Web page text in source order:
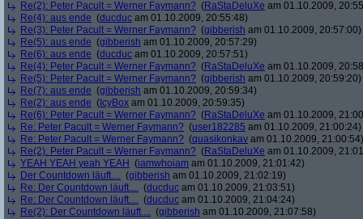
Re(2): Peter Pacult = Werner Faymann? (RaStaDeluXe am 01.10.2009,
Re(4): aus ende (ducduc am 01.10.2009, 20:55:48)
Re(3): Peter Pacult = Werner Faymann? (gibberish am 01.10.2009, 20:57:00)
Re(5): aus ende (gibberish am 01.10.2009, 20:57:29)
Re(6): aus ende (ducduc am 01.10.2009, 20:57:51)
Re(4): Peter Pacult = Werner Faymann? (RaStaDeluXe am 01.10.2009,
Re(5): Peter Pacult = Werner Faymann? (gibberish am 01.10.2009, 20:59:20)
Re(7): aus ende (gibberish am 01.10.2009, 20:59:34)
Re(2): aus ende ( IcyBox am 01.10.2009, 20:59:35)
Re(6): Peter Pacult = Werner Faymann? (RaStaDeluXe am 01.10.2009,
Re: Peter Pacult = Werner Faymann? (user182285 am 01.10.2009, 21:00:24)
Re: Peter Pacult = Werner Faymann? (quasikonkav am 01.10.2009, 21:00:54)
Re(2): Peter Pacult = Werner Faymann? (RaStaDeluXe am 01.10.2009,
YEAH YEAH yeah YEAH (iamwhoiam am 01.10.2009, 21:01:42)
Der Countdown läuft.... (gibberish am 01.10.2009, 21:02:19)
Re: Der Countdown läuft.... (ducduc am 01.10.2009, 21:03:51)
Re: Der Countdown läuft.... (ducduc am 01.10.2009, 21:04:24)
Re(2): Der Countdown läuft.... (gibberish am 01.10.2009, 21:07:58)